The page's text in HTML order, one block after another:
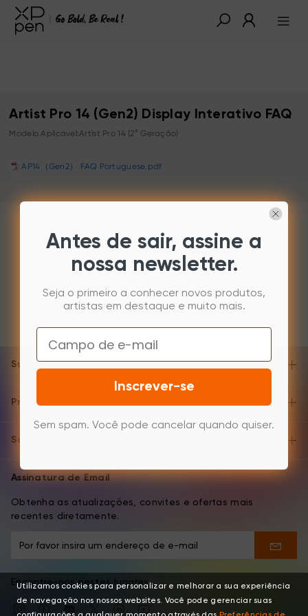
Artist Pro 14 (Gen2) Display Interativo FAQ
Modelo Aplicável:Artist Pro 14 (2° Geração)
AP14（Gen2） FAQ Portuguese.pdf
Suporte e Ajuda
Produtos
Sobre
Assinatura de Email
Obtenha as atualizações, convites e ofertas mais
recentes diretamente.
Encontre-nos nestes lugares
Utilizamos cookies para personalizar e melhorar a sua experiência
de navegação nos nossos websites. Você pode gerenciar suas
Antes de sair, assine a
nossa newsletter.
Seja o primeiro a conhecer novos produtos,
artistas em destaque e muito mais.
Email
Inscrever-se
Sem spam. Você pode cancelar quando quiser.